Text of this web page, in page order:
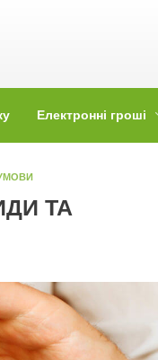
Електронні гроші
ТА